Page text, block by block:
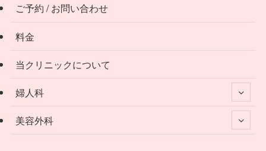
ご予約 / お問い合わせ
料金
当クリニックについて
婦人科
美容外科